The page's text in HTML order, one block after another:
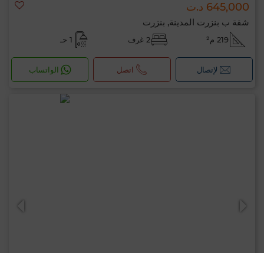
645,000 د.ت
شقة ب بنزرت المدينة, بنزرت
219 م² 2 غرف 1 حـ
لإتصال اتصل الواتساب